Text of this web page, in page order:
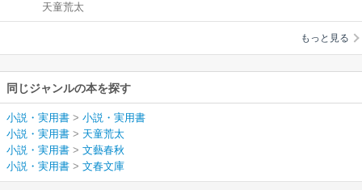
バー
天童荒太
もっと見る
同じジャンルの本を探す
小説・実用書 > 小説・実用書
小説・実用書 > 天童荒太
小説・実用書 > 文藝春秋
小説・実用書 > 文春文庫